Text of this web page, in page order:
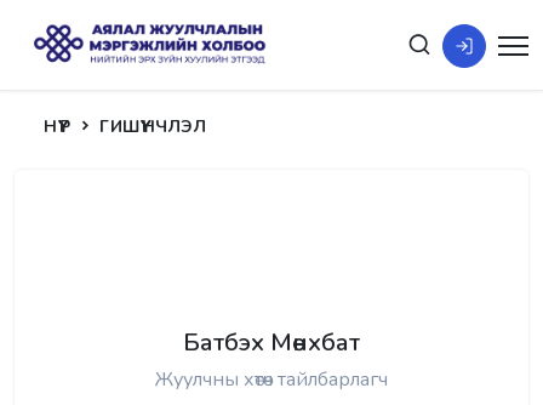
НҮҮР ГИШҮҮНЧЛЭЛ
Батбэх Мөнхбат
Жуулчны хөтөч тайлбарлагч